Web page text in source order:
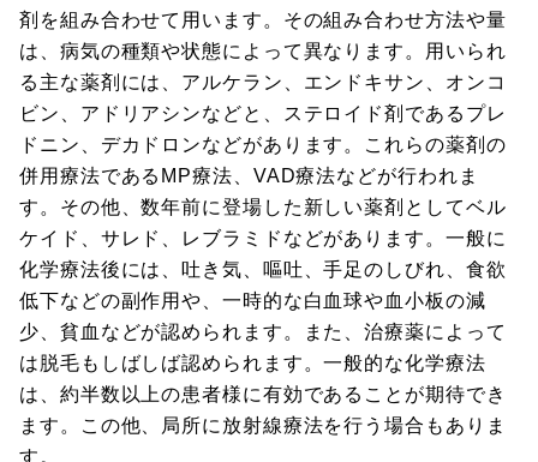
剤を組み合わせて用います。その組み合わせ方法や量
は、病気の種類や状態によって異なります。用いられ
る主な薬剤には、アルケラン、エンドキサン、オンコ
ビン、アドリアシンなどと、ステロイド剤であるプレ
ドニン、デカドロンなどがあります。これらの薬剤の
併用療法であるMP療法、VAD療法などが行われま
す。その他、数年前に登場した新しい薬剤としてベル
ケイド、サレド、レブラミドなどがあります。一般に
化学療法後には、吐き気、嘔吐、手足のしびれ、食欲
低下などの副作用や、一時的な白血球や血小板の減
少、貧血などが認められます。また、治療薬によって
は脱毛もしばしば認められます。一般的な化学療法
は、約半数以上の患者様に有効であることが期待でき
ます。この他、局所に放射線療法を行う場合もありま
す。